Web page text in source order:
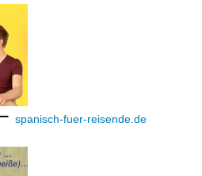
spanisch-fuer-reisende.de